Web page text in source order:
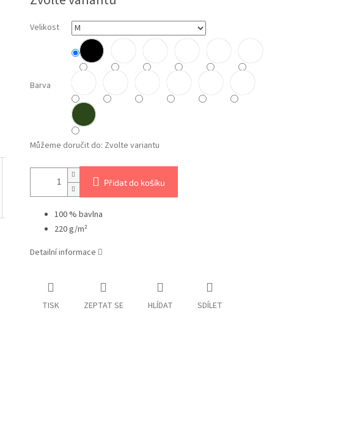
cena:
Velikost
Barva
Můžeme doručit do: Zvolte variantu
Přidat do košíku
100 % bavlna
220 g/m²
Detailní informace
TISK ZEPTAT SE HLÍDAT SDÍLET